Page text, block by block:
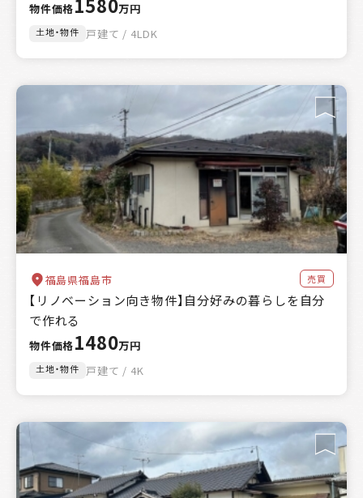
物件価格 万円
土地・物件 戸建て / 4LDK
福島県福島市 売買
【リノベーション向き物件】自分好みの暮らしを自分
で作れる
物件価格1480万円
土地・物件 戸建て / 4K